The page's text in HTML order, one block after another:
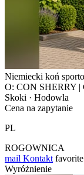
Niemiecki koń
O: CON SHERRY
Skoki · Hodowla
Cena na zapytanie
PL
ROGOWNICA
mail Kontakt favorite
Wyróżnienie